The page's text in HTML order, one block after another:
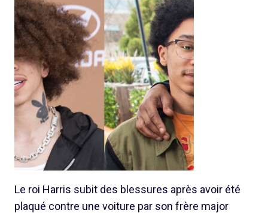
Le roi Harris subit des blessures après avoir été
plaqué contre une voiture par son frère major